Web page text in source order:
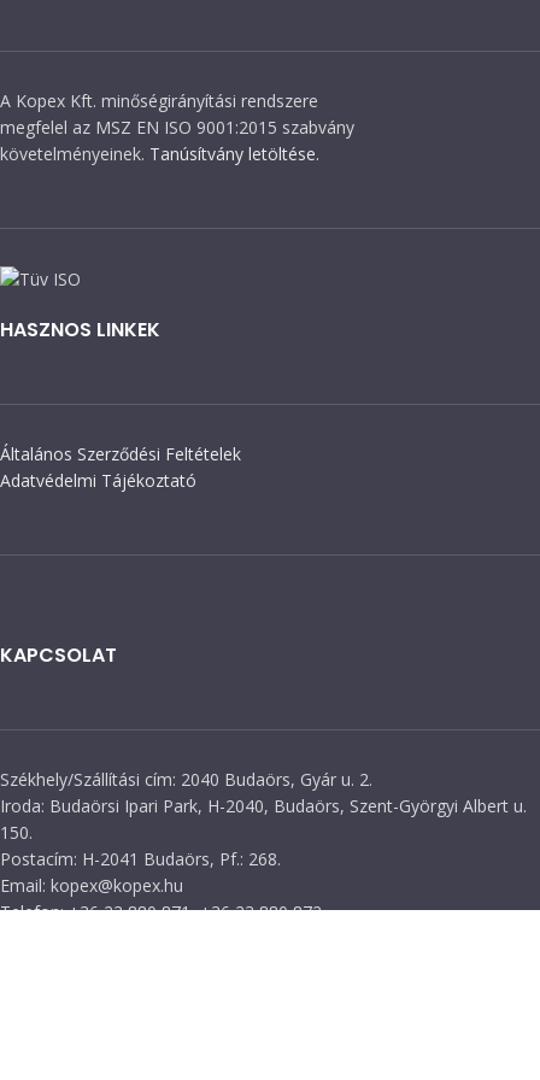
A Kopex Kft. minőségirányítási rendszere
megfelel az MSZ EN ISO 9001:2015 szabvány
követelményeinek. Tanúsítvány letöltése.
HASZNOS LINKEK
Általános Szerződési Feltételek
Adatvédelmi Tájékoztató
KAPCSOLAT
Székhely/Szállítási cím: 2040 Budaörs, Gyár u. 2.
Iroda: Budaörsi Ipari Park, H-2040, Budaörs, Szent-Györgyi Albert u.
150.
Postacím: H-2041 Budaörs, Pf.: 268.
Email: kopex@kopex.hu
Telefon: +36 23 880 871, +36 23 880 872